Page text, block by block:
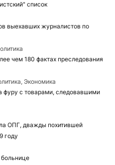
список
выехавших журналистов по
чем 180 фактах преследования
Экономика
фуру с товарами, следовавшими
ОПГ, дважды похитившей
году